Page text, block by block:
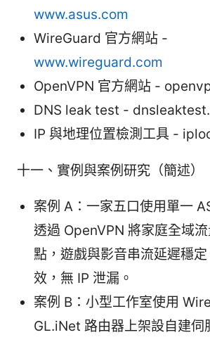
www.asus.com
WireGuard 官方網站 -
www.wireguard.com
OpenVPN 官方網站 -
DNS leak test -
IP 與地理位置檢測工具 -
十一、實例與案例研究（簡述）
案例 A：一家五口使用單一
透過 OpenVPN 將家庭全域
點，遊戲與影音串流延遲穩
效，無 IP 泄漏。
案例 B：小型工作室使用
GL.iNet 路由器上架設自建伺